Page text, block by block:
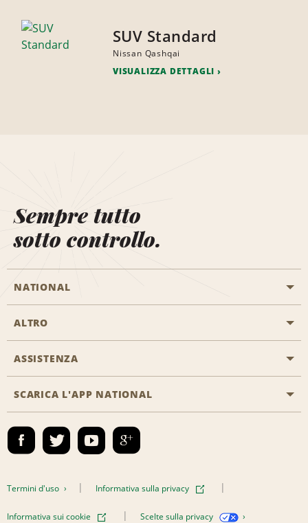
SUV Standard
Nissan Qashqai
VISUALIZZA DETTAGLI
Sempre tutto
sotto controllo.
NATIONAL
Inizia una prenotazione
Programmi business
Emerald Club Accedi
ALTRO
Offerte di lavoro
ASSISTENZA
Accessibilità
Contatti
SCARICA L'APP NATIONAL
Termini d'uso Informativa sulla privacy
Informativa sui cookie Scelte sulla privacy